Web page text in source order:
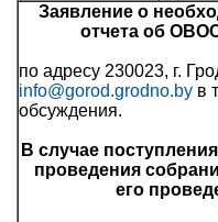
Заявление о
отчета об
по адресу 230023, г.
info@gorod.grodno.by в
обсуждения.
В случае
проведения
его